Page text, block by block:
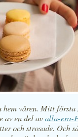
våren. Mitt första
av en del avalla-era-
och strosade. Och